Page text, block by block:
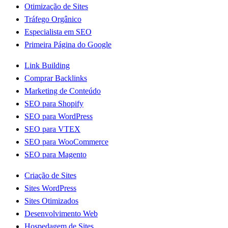
Otimização de Sites
Tráfego Orgânico
Especialista em SEO
Primeira Página do Google
Link Building
Comprar Backlinks
Marketing de Conteúdo
SEO para Shopify
SEO para WordPress
SEO para VTEX
SEO para WooCommerce
SEO para Magento
Criação de Sites
Sites WordPress
Sites Otimizados
Desenvolvimento Web
Hospedagem de Sites